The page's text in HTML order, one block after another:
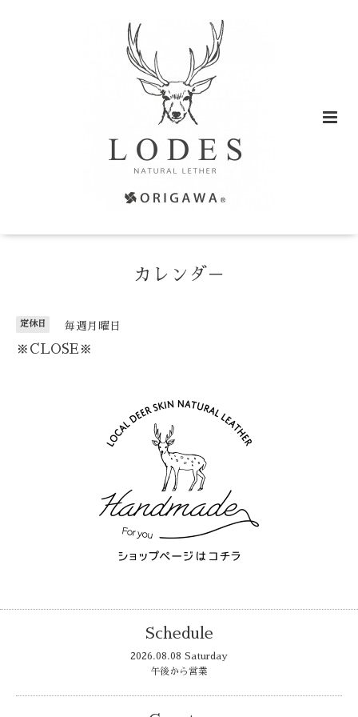
カレンダ－
定休日 毎週月曜日
※CLOSE※
Schedule
2026.08.08 Saturday
午後から営業